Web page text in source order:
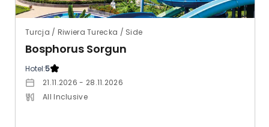
Turcja / Riwiera Turecka / Side
Bosphorus Sorgun
Hotel:5
21.11.2026 - 28.11.2026
All Inclusive